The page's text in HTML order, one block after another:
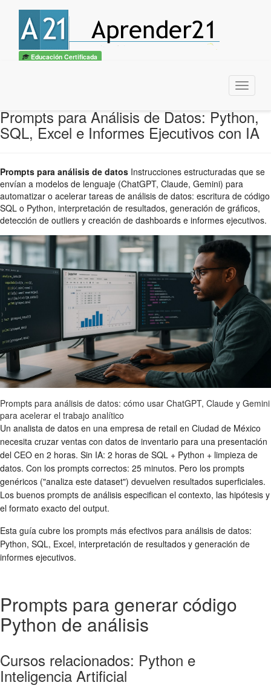
Educación Certificada
Menu
Prompts para Análisis de Datos: Python,
SQL, Excel e Informes Ejecutivos con IA
Prompts para análisis de datos Instrucciones estructuradas que se
envían a modelos de lenguaje (ChatGPT, Claude, Gemini) para
automatizar o acelerar tareas de análisis de datos: escritura de código
SQL o Python, interpretación de resultados, generación de gráficos,
detección de outliers y creación de dashboards e informes ejecutivos.
Prompts para análisis de datos: cómo usar ChatGPT, Claude y Gemini
para acelerar el trabajo analítico
Un analista de datos en una empresa de retail en Ciudad de México
necesita cruzar ventas con datos de inventario para una presentación
del CEO en 2 horas. Sin IA: 2 horas de SQL + Python + limpieza de
datos. Con los prompts correctos: 25 minutos. Pero los prompts
genéricos ("analiza este dataset") devuelven resultados superficiales.
Los buenos prompts de análisis especifican el contexto, las hipótesis y
el formato exacto del output.
Esta guía cubre los prompts más efectivos para análisis de datos:
Python, SQL, Excel, interpretación de resultados y generación de
informes ejecutivos.
Prompts para generar código
Python de análisis
Cursos relacionados: Python e
Inteligencia Artificial